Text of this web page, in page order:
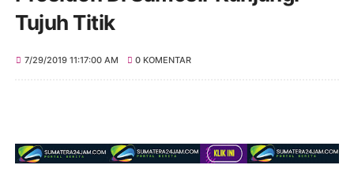
Tujuh Titik
7/29/2019 11:17:00 AM 0 KOMENTAR